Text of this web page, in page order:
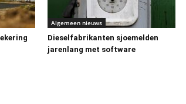
Algemeen nieuws
Dieselfabrikanten sjoemelden
jarenlang met software